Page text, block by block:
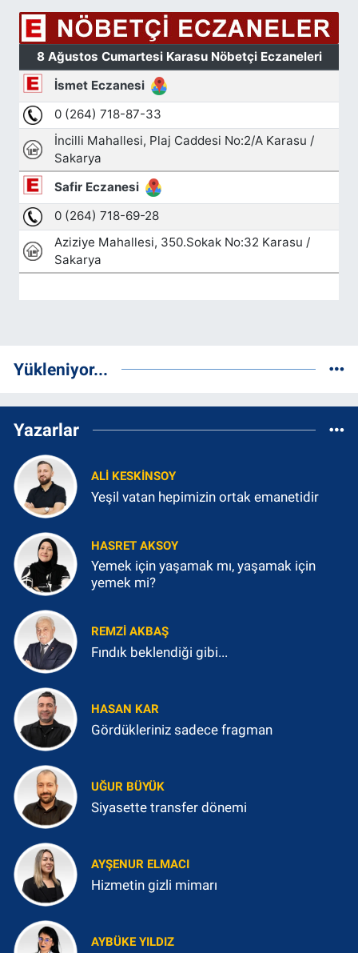
Yükleniyor...
Yazarlar
ALI KESKINSOY
Yeşil vatan hepimizin ortak emanetidir
HASRET AKSOY
Yemek için yaşamak mı, yaşamak için
yemek mi?
REMZI AKBAŞ
Fındık beklendiği gibi...
HASAN KAR
Gördükleriniz sadece fragman
UĞUR BÜYÜK
Siyasette transfer dönemi
AYŞENUR ELMACI
Hizmetin gizli mimarı
AYBÜKE YILDIZ